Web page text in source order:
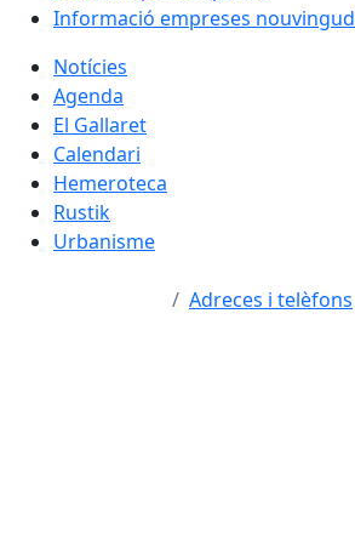
Informació empreses
Notícies
Agenda
El Gallaret
Calendari
Hemeroteca
Rustik
Urbanisme
Adreces i telèfons